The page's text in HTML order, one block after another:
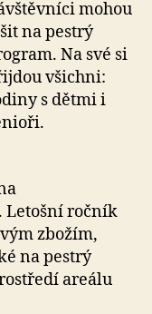
mohou
na pestrý
Na své si
všichni:
s dětmi i
Letošní ročník
zbožím,
na pestrý
areálu